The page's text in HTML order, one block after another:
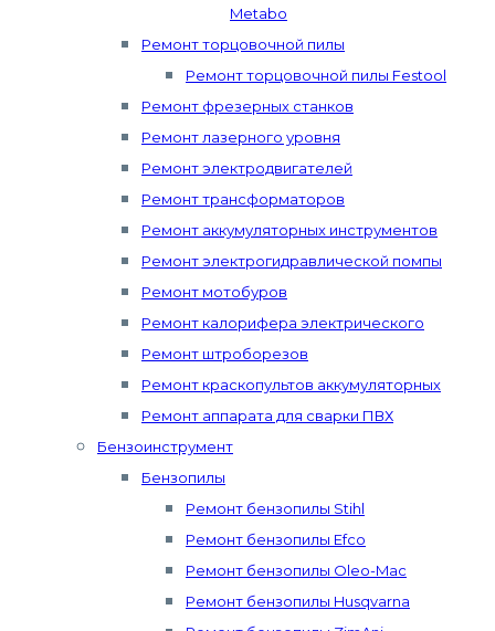
Metabo
Ремонт торцовочной пилы
Ремонт торцовочной пилы Festool
Ремонт фрезерных станков
Ремонт лазерного уровня
Ремонт электродвигателей
Ремонт трансформаторов
Ремонт аккумуляторных инструментов
Ремонт электрогидравлической помпы
Ремонт мотобуров
Ремонт калорифера электрического
Ремонт штроборезов
Ремонт краскопультов аккумуляторных
Ремонт аппарата для сварки ПВХ
Бензоинструмент
Бензопилы
Ремонт бензопилы Stihl
Ремонт бензопилы Efco
Ремонт бензопилы Oleo-Mac
Ремонт бензопилы Husqvarna